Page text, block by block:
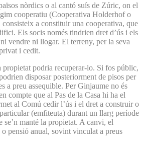
nòrdics o al cantó suís de Zúric, on el
cooperatiu (Cooperativa Holderhof o
a constituir una cooperativa, que
Els socis només tindrien dret d’ús i els
vendre ni llogar. El terreny, per la seva
i cedit.
propietat podria recuperar-lo. Si fos públic,
disposar posteriorment de pisos per
a preu assequible. Per Ginjaume no és
compte que al Pas de la Casa hi ha el
al Comú cedir l’ús i el dret a construir o
(emfiteuta) durant un llarg període
se’n manté la propietat. A canvi, el
pensió anual, sovint vinculat a preus